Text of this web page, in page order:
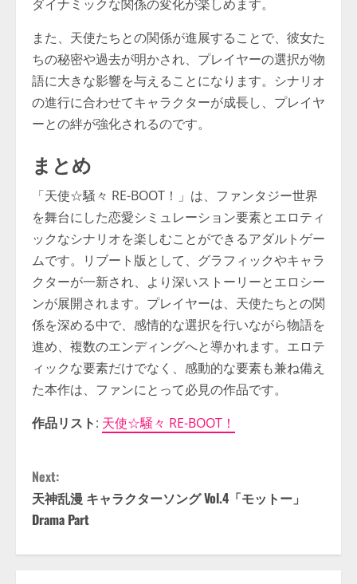
ダイナミックな関係の変化が楽しめます。
また、天使たちとの関係が進展することで、彼女た
ちの秘密や過去が明かされ、プレイヤーの選択が物
語に大きな影響を与えることになります。シナリオ
の進行に合わせてキャラクターが成長し、プレイヤ
ーとの絆が強化されるのです。
まとめ
「天使☆騒々 RE-BOOT！」は、ファンタジー世界
を舞台にした恋愛シミュレーション要素とエロティ
ックなシナリオを楽しむことができるアダルトゲー
ムです。リブート版として、グラフィックやキャラ
クターが一新され、より深いストーリーとエロシー
ンが展開されます。プレイヤーは、天使たちとの関
係を深める中で、感情的な選択を行いながら物語を
進め、複数のエンディングへと導かれます。エロテ
ィックな要素だけでなく、感動的な要素も兼ね備え
た本作は、ファンにとって必見の作品です。
作品リスト: 天使☆騒々 RE-BOOT！
C
o
n
Next:
天神乱漫 キャラクターソング Vol.4「モットー」
Drama Part